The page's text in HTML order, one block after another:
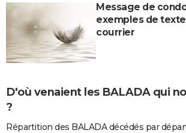
Message de
exemples de
courrier
D'où venaient les BALADA qui
?
Répartition des BALADA décédés par